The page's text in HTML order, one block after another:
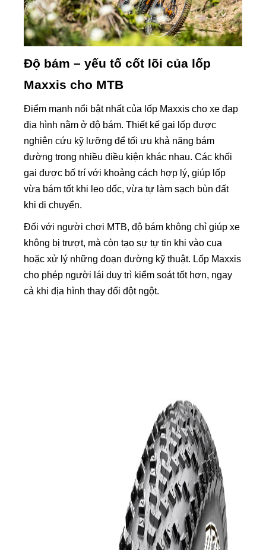
Độ bám – yếu tố cốt lõi của lốp
Maxxis cho MTB
Điểm mạnh nổi bật nhất của lốp Maxxis cho xe đạp
địa hình nằm ở độ bám. Thiết kế gai lốp được
nghiên cứu kỹ lưỡng để tối ưu khả năng bám
đường trong nhiều điều kiện khác nhau. Các khối
gai được bố trí với khoảng cách hợp lý, giúp lốp
vừa bám tốt khi leo dốc, vừa tự làm sạch bùn đất
khi di chuyển.
Đối với người chơi MTB, độ bám không chỉ giúp xe
không bị trượt, mà còn tạo sự tự tin khi vào cua
hoặc xử lý những đoạn đường kỹ thuật. Lốp Maxxis
cho phép người lái duy trì kiểm soát tốt hơn, ngay
cả khi địa hình thay đổi đột ngột.